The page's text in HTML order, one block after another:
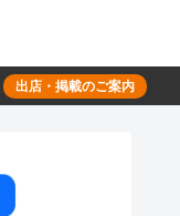
出店・掲載のご案内